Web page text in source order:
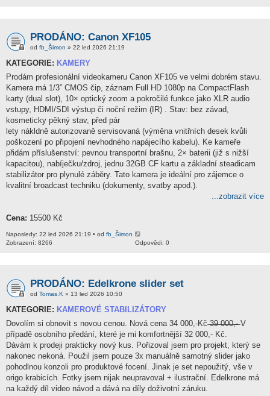
PRODÁNO: Canon XF105
od fb_Šimon » 22 led 2026 21:19
KATEGORIE: KAMERY
Prodám profesionální videokameru Canon XF105 ve velmi dobrém stavu.
Kamera má 1/3” CMOS čip, záznam Full HD 1080p na CompactFlash
karty (dual slot), 10× optický zoom a pokročilé funkce jako XLR audio
vstupy, HDMI/SDI výstup či noční režim (IR) . Stav: bez závad,
kosmeticky pěkný stav, před pár
lety nákldně autorizovaně servisovaná (výměna vnitřních desek kvůli
poškození po připojení nevhodného napájecího kabelu). Ke kameře
přidám příslušenství: pevnou transportní brašnu, 2× baterii (již s nižší
kapacitou), nabíječku/zdroj, jednu 32GB CF kartu a základní steadicam
stabilizátor pro plynulé záběry. Tato kamera je ideální pro zájemce o
kvalitní broadcast techniku (dokumenty, svatby apod.).
...zobrazit více
Cena: 15500 Kč
Naposledy: 22 led 2026 21:19 • od fb_Šimon
Odpovědi: 0
Zobrazení: 8266
PRODÁNO: Edelkrone slider set
od Tomas.K » 13 led 2026 10:50
KATEGORIE: KAMEROVÉ STABILIZÁTORY
Dovolím si obnovit s novou cenou. Nová cena 34 000,-Kč ̶3̶9̶ ̶0̶0̶0̶,̶-̶ V
případě osobního předání, které je mi komfortnější 32 000,- Kč.
Dávám k prodeji prakticky nový kus. Pořizoval jsem pro projekt, který se
nakonec nekoná. Použil jsem pouze 3x manuálně samotný slider jako
pohodlnou konzoli pro produktové focení. Jinak je set nepoužitý, vše v
origo krabicích. Fotky jsem nijak neupravoval + ilustrační. Edelkrone má
na každý díl video návod a dává na díly doživotní záruku.